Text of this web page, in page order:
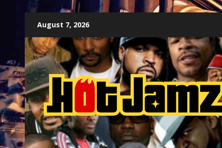
content
August 7, 2026